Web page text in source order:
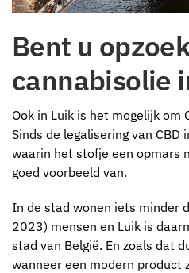
Bent u
cannabisolie
Ook in Luik is het mogelijk om
Sinds de legalisering van CBD
waarin het stofje een opmars
goed voorbeeld van.
In de stad wonen iets minder
2023) mensen en Luik is
stad van België. En zoals dat
wanneer een modern product